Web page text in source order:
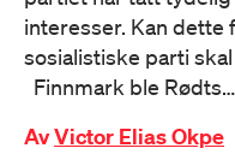
interesser. Kan dette
sosialistiske parti
Finnmark ble Rødts…
AvVictor Elias Okpe